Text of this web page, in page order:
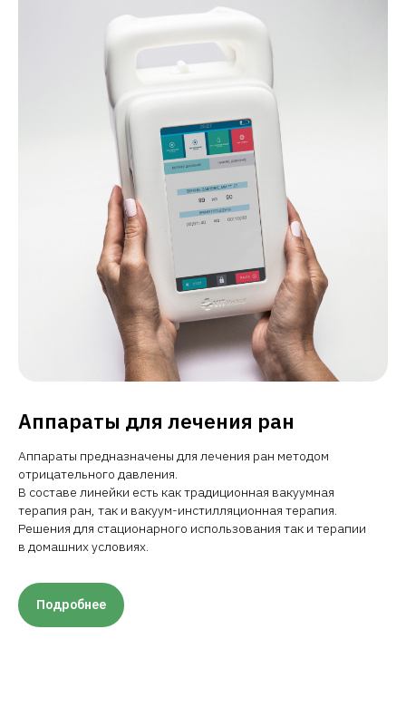
Аппараты для лечения ран
Аппараты предназначены для лечения ран методом
отрицательного давления.
В составе линейки есть как традиционная вакуумная
терапия ран, так и вакуум-инстилляционная терапия.
Решения для стационарного использования так и терапии
в домашних условиях.
Подробнее